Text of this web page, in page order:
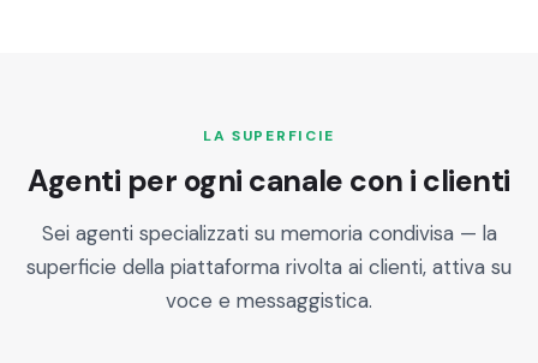
LA SUPERFICIE
Agenti per ogni canale con i clienti
Sei agenti specializzati su memoria condivisa — la
superficie della piattaforma rivolta ai clienti, attiva su
voce e messaggistica.